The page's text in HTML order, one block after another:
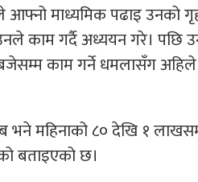
माध्यमिक पढाइ उनको
काम गर्दै अध्ययन गरे। पछि
बजेसम्म काम गर्ने धमलासँग
महिनाको ८० देखि १
बताइएको छ।